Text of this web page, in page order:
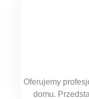
Oferujemy
domu.